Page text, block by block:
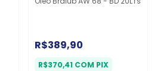
R$389,90
R$370,41 COM PIX